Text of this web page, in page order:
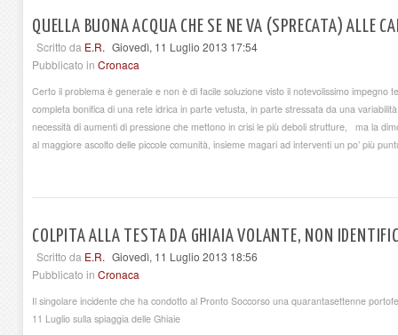
QUELLA BUONA ACQUA CHE SE NE VA (SPRECATA) ALLE
Scritto da E.R. Giovedì, 11 Luglio 2013 17:54
Pubblicato in Cronaca
Certo il problema è generale e non è di facile soluzione visto il notevolissimo impegno
completa bonifica di una rete idrica in parte vetusta, in parte stressata da una
necessità di aumenti di pressione che mettono in crisi le più deboli strutture, ma la
al maggiore ascolto delle piccole comunità, insieme magari ad interventi un po’ più
COLPITA ALLA TESTA DA GHIAIA VOLANTE, NON
Scritto da E.R. Giovedì, 11 Luglio 2013 18:56
Pubblicato in Cronaca
Il singolare incidente che ha condotto al Pronto Soccorso una quarantasettenne
11 Luglio sulla spiaggia delle Ghiaie